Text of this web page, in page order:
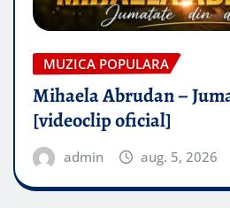
MUZICA POPULARA
Mihaela Abrudan –
[videoclip oficial]
admin aug. 5, 2026